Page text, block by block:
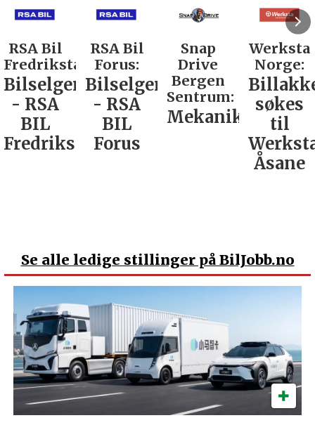
RSA Bil
Forus:
Bilselger
- RSA
BIL
Forus
Snap
Drive
Bergen
Sentrum:
Mekaniker
Werksta
Norge:
Billakkerer
søkes
til
Rodin &
Co AS:
Se alle ledige stillinger på BilJobb.no